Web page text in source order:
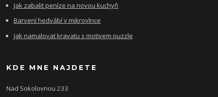
Jak zabalit peníze na novou kuchyň
Barvení hedvábí v mikrovlnce
Jak namalovat kravatu s motivem puzzle
KDE MNE NAJDETE
Nad Sokolovnou 233